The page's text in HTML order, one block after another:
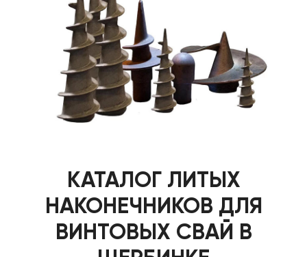
КАТАЛОГ ЛИТЫХ
НАКОНЕЧНИКОВ ДЛЯ
ВИНТОВЫХ СВАЙ В